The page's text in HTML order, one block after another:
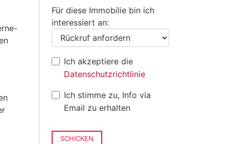
Für diese Immobilie bin ich
interessiert an:
Ich akzeptiere die
Datenschutzrichtlinie
Ich stimme zu, Info via
Email zu erhalten
SCHICKEN